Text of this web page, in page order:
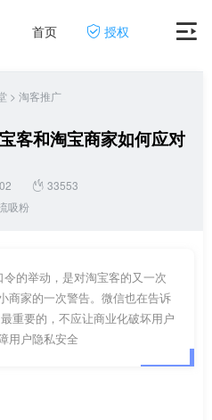
首页 授权
> 淘客推广
客和淘宝商家如何应对
33553
吸粉
的举动，是对淘宝客的又一次
商家的一次警告。微信也在告诉
重要的，不应让商业化破坏用户
用户隐私安全